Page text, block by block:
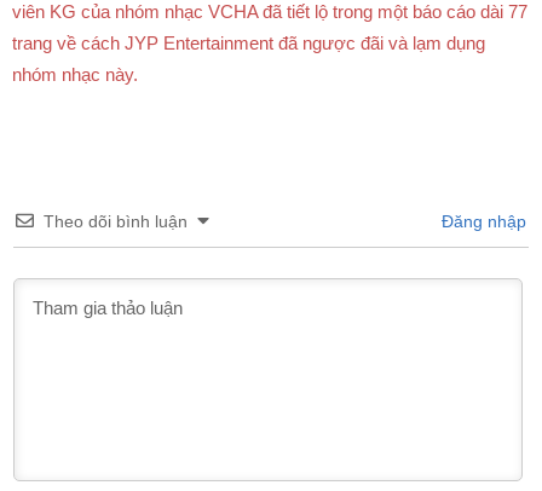
viên KG của nhóm nhạc VCHA đã tiết lộ trong một báo cáo dài 77
trang về cách JYP Entertainment đã ngược đãi và lạm dụng
nhóm nhạc này.
Theo dõi bình luận Đăng nhập